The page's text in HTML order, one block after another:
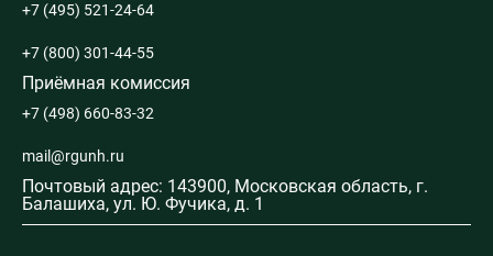
+7 (495) 521-24-64
+7 (800) 301-44-55
Приёмная комиссия
+7 (498) 660-83-32
mail@rgunh.ru
Почтовый адрес: 143900, Московская область, г.
Балашиха, ул. Ю. Фучика, д. 1